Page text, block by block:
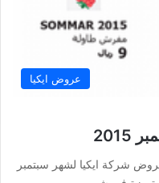
عروض ايكيا
شركة ايكيا لشهر سبتمبر 2015 عروض شركة ايكيا لشهر سبتمبر